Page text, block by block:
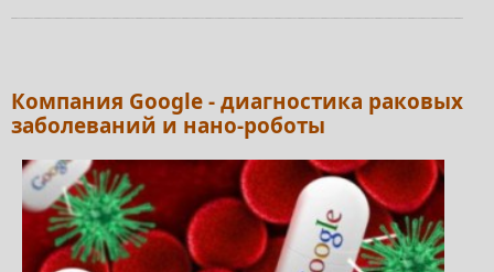
Компания Google - диагностика раковых
заболеваний и нано-роботы